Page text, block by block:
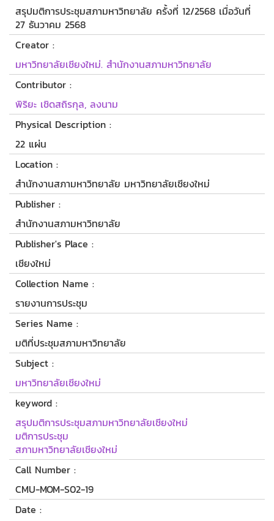
สรุปมติการประชุมสภามหาวิทยาลัย ครั้งที่ 12/2568 เมื่อวันที่
27 ธันวาคม 2568
Creator :
มหาวิทยาลัยเชียงใหม่. สำนักงานสภามหาวิทยาลัย
Contributor :
พิริยะ เชิดสถิรกุล, ลงนาม
Physical Description :
22 แผ่น
Location :
สำนักงานสภามหาวิทยาลัย มหาวิทยาลัยเชียงใหม่
Publisher :
สำนักงานสภามหาวิทยาลัย
Publisher's Place :
เชียงใหม่
Collection Name :
รายงานการประชุม
Series Name :
มติที่ประชุมสภามหาวิทยาลัย
Subject :
มหาวิทยาลัยเชียงใหม่
keyword :
สรุปมติการประชุมสภามหาวิทยาลัยเชียงใหม่
มติการประชุม
สภามหาวิทยาลัยเชียงใหม่
Call Number :
CMU-MOM-S02-19
Date :